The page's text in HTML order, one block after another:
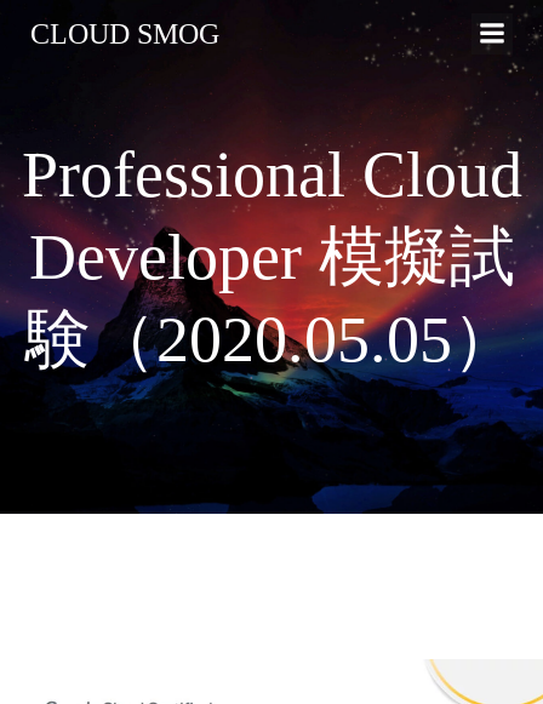
へ
ッ
プ
CLOUD SMOG
Professional Cloud
Developer 模擬試
験（2020.05.05）